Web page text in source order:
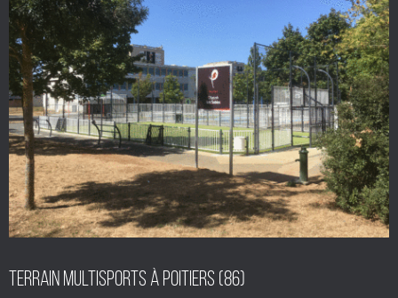
Terrain multisports à Poitiers (86)